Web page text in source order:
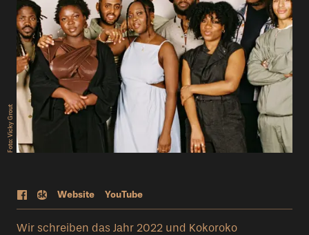
Foto: Vicky Grout
Website YouTube
Wir schreiben das Jahr 2022 und Kokoroko